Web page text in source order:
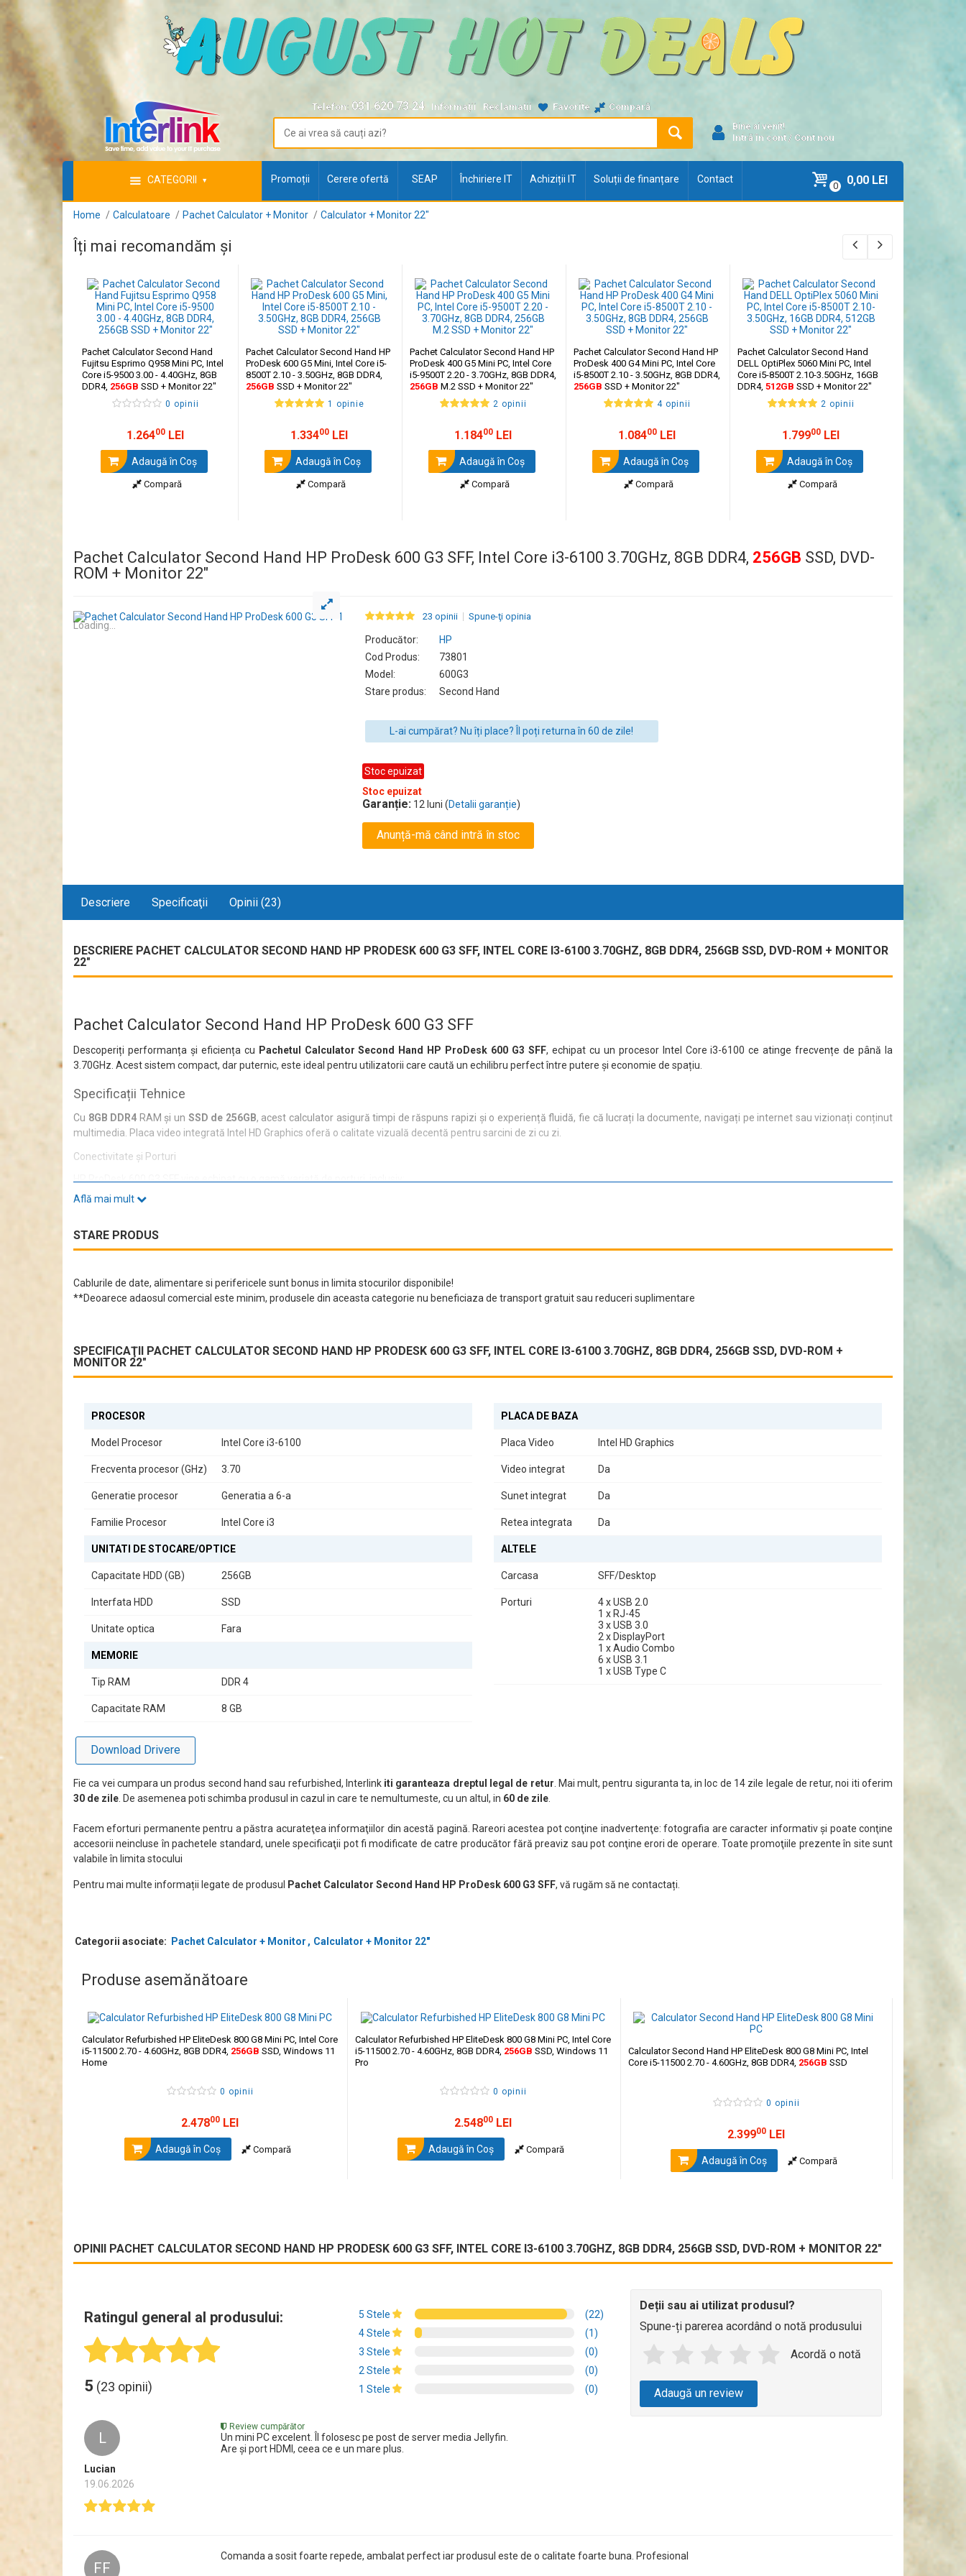
Telefon: 031.620.73.24 Informații Reclamații Favorite Compară
Bine ai venit!
Intră în cont / Cont nou
CATEGORII Promoții Cerere ofertă SEAP Închiriere IT Achiziții IT Soluții de finanțare Contact
0 0,00 LEI
Home Calculatoare Pachet Calculator + Monitor Calculator + Monitor 22"
Îți mai recomandăm și
Pachet Calculator Second Hand
Fujitsu Esprimo Q958 Mini PC, Intel
Core i5-9500 3.00 - 4.40GHz, 8GB
DDR4, 256GB SSD + Monitor 22"
0 opinii
1.26400 LEI
Adaugă în Coş
Compară
Pachet Calculator Second Hand HP
ProDesk 600 G5 Mini, Intel Core i5-
8500T 2.10 - 3.50GHz, 8GB DDR4,
256GB SSD + Monitor 22"
1 opinie
1.33400 LEI
Adaugă în Coş
Compară
Pachet Calculator Second Hand HP
ProDesk 400 G5 Mini PC, Intel Core
i5-9500T 2.20 - 3.70GHz, 8GB DDR4,
256GB M.2 SSD + Monitor 22"
2 opinii
1.18400 LEI
Adaugă în Coş
Compară
Pachet Calculator Second Hand HP
ProDesk 400 G4 Mini PC, Intel Core
i5-8500T 2.10 - 3.50GHz, 8GB DDR4,
256GB SSD + Monitor 22"
4 opinii
1.08400 LEI
Adaugă în Coş
Compară
Pachet Calculator Second Hand
DELL OptiPlex 5060 Mini PC, Intel
Core i5-8500T 2.10-3.50GHz, 16GB
DDR4, 512GB SSD + Monitor 22"
2 opinii
1.79900 LEI
Adaugă în Coş
Compară
Pachet Calculator Second Hand HP ProDesk 600 G3 SFF, Intel Core i3-6100 3.70GHz, 8GB DDR4, 256GB SSD, DVD-
ROM + Monitor 22"
Loading...
23 opinii Spune-ţi opinia
Producător:
HP
Cod Produs:
73801
Model:
600G3
Stare produs:
Second Hand
L-ai cumpărat? Nu îți place? Îl poți returna în 60 de zile!
Stoc epuizat
Stoc epuizat
Garanție: 12 luni (Detalii garanție)
Anunță-mă când intră în stoc
Descriere Specificaţii Opinii (23)
DESCRIERE PACHET CALCULATOR SECOND HAND HP PRODESK 600 G3 SFF, INTEL CORE I3-6100 3.70GHZ, 8GB DDR4, 256GB SSD, DVD-ROM + MONITOR
22"
Pachet Calculator Second Hand HP ProDesk 600 G3 SFF
Descoperiți performanța și eficiența cu Pachetul Calculator Second Hand HP ProDesk 600 G3 SFF, echipat cu un procesor Intel Core i3-6100 ce atinge frecvențe de până la
3.70GHz. Acest sistem compact, dar puternic, este ideal pentru utilizatorii care caută un echilibru perfect între putere și economie de spațiu.
Specificații Tehnice
Cu 8GB DDR4 RAM și un SSD de 256GB, acest calculator asigură timpi de răspuns rapizi și o experiență fluidă, fie că lucrați la documente, navigați pe internet sau vizionați conținut
multimedia. Placa video integrată Intel HD Graphics oferă o calitate vizuală decentă pentru sarcini de zi cu zi.
Conectivitate și Porturi
4 x USB 2.0
1 x USB Type C
2 x DisplayPort
Aceste opțiuni de conectivitate vă permit să conectați cu ușurință toate perifericele necesare.
asemenea, unitatea optică este absentă, ceea ce contribuie la un design minimalist.
Sunet și Video
stabilă și rapidă.
Utilizare Versatilă
Fie că sunteți student, profesionist sau pur și simplu doriți un calculator de acasă, acest pachet oferă tot ce aveți nevoie pentru a vă desfășura activitățile zilnice cu ușurință și
Află mai mult
STARE PRODUS
Cablurile de date, alimentare si perifericele sunt bonus in limita stocurilor disponibile!
**Deoarece adaosul comercial este minim, produsele din aceasta categorie nu beneficiaza de transport gratuit sau reduceri suplimentare
SPECIFICAŢII PACHET CALCULATOR SECOND HAND HP PRODESK 600 G3 SFF, INTEL CORE I3-6100 3.70GHZ, 8GB DDR4, 256GB SSD, DVD-ROM +
MONITOR 22"
PROCESOR
Model Procesor Intel Core i3-6100
Frecventa procesor (GHz) 3.70
Generatie procesor Generatia a 6-a
Familie Procesor Intel Core i3
UNITATI DE STOCARE/OPTICE
Capacitate HDD (GB) 256GB
Interfata HDD SSD
Unitate optica Fara
MEMORIE
Tip RAM DDR 4
Capacitate RAM 8 GB
PLACA DE BAZA
Placa Video Intel HD Graphics
Video integrat Da
Sunet integrat Da
Retea integrata Da
ALTELE
Carcasa SFF/Desktop
Porturi
4 x USB 2.0
1 x RJ-45
3 x USB 3.0
2 x DisplayPort
1 x Audio Combo
6 x USB 3.1
1 x USB Type C
Download Drivere
Fie ca vei cumpara un produs second hand sau refurbished, Interlink iti garanteaza dreptul legal de retur . Mai mult, pentru siguranta ta, in loc de 14 zile legale de retur, noi iti oferim
30 de zile . De asemenea poti schimba produsul in cazul in care te nemultumeste, cu un altul, in 60 de zile
Facem eforturi permanente pentru a păstra acurateţea informaţiilor din acestă pagină. Rareori acestea pot conţine inadvertenţe: fotografia are caracter informativ şi poate conţine
accesorii neincluse în pachetele standard, unele specificaţii pot fi modificate de catre producător fără preaviz sau pot conţine erori de operare. Toate promoţiile prezente în site sunt
valabile în limita stocului
Pentru mai multe informații legate de produsul Pachet Calculator Second Hand HP ProDesk 600 G3 SFF, vă rugăm să ne contactați.
Categorii asociate: Pachet Calculator + Monitor Calculator + Monitor 22"
Produse asemănătoare
Calculator Refurbished HP EliteDesk 800 G8 Mini PC, Intel Core
i5-11500 2.70 - 4.60GHz, 8GB DDR4, 256GB SSD, Windows 11
Home
0 opinii
2.47800 LEI
Adaugă în Coş Compară
Calculator Refurbished HP EliteDesk 800 G8 Mini PC, Intel Core
i5-11500 2.70 - 4.60GHz, 8GB DDR4, 256GB SSD, Windows 11
Pro
0 opinii
2.54800 LEI
Adaugă în Coş Compară
Calculator Second Hand HP EliteDesk 800 G8 Mini PC, Intel
Core i5-11500 2.70 - 4.60GHz, 8GB DDR4, 256GB SSD
0 opinii
2.39900 LEI
Adaugă în Coş Compară
OPINII PACHET CALCULATOR SECOND HAND HP PRODESK 600 G3 SFF, INTEL CORE I3-6100 3.70GHZ, 8GB DDR4, 256GB SSD, DVD-ROM + MONITOR 22"
Ratingul general al produsului:
5 (23 opinii)
5 Stele
(22)
4 Stele
(1)
3 Stele
(0)
2 Stele
(0)
1 Stele
(0)
Deții sau ai utilizat produsul?
Spune-ți parerea acordând o notă produsului
Acordă o notă
Adaugă un review
L
Lucian
19.06.2026
Review cumpărător
Un mini PC excelent. Îl folosesc pe post de server media Jellyfin.
Are și port HDMI, ceea ce e un mare plus.
FF
Comanda a sosit foarte repede, ambalat perfect iar produsul este de o calitate foarte buna. Profesional